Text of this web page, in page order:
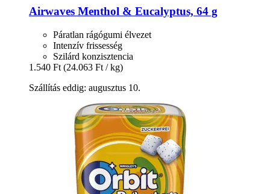
Airwaves Menthol & Eucalyptus, 64 g
Páratlan rágógumi élvezet
Intenzív frissesség
Szilárd konzisztencia
1.540 Ft (24.063 Ft / kg)
Szállítás eddig: augusztus 10.